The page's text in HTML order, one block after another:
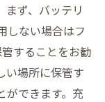
まず、バッテリ
しない場合はフ
することをお勧
い場所に保管す
ができます。充